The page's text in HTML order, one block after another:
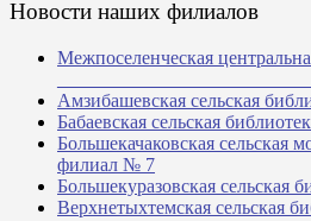
Новости наших филиалов
Межпоселенческая
Амзибашевская сельская
Бабаевская сельская
Большекачаковская сельская
филиал № 7
Большекуразовская сельская
Верхнетыхтемская сельская